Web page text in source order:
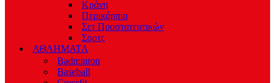
Κράνη
Περικάρπια
Σετ Προστατευτικών
Σορτς
ΑΘΛΗΜΑΤΑ
Badminton
Baseball